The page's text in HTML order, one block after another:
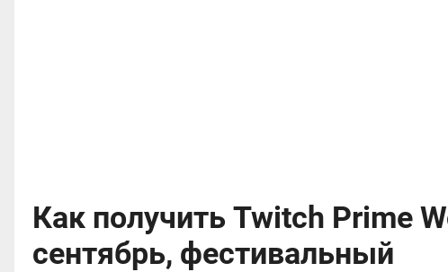
Как получить Twitch Prime
сентябрь, фестивальный